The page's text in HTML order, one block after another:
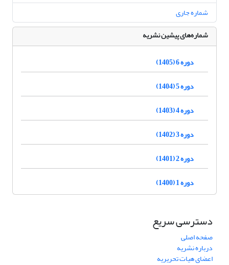
شماره جاری
شماره‌های پیشین نشریه
دوره 6 (1405)
دوره 5 (1404)
دوره 4 (1403)
دوره 3 (1402)
دوره 2 (1401)
دوره 1 (1400)
دسترسی سریع
صفحه اصلی
درباره نشریه
اعضای هیات تحریریه